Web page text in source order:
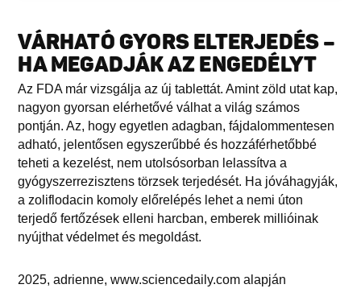
VÁRHATÓ GYORS ELTERJEDÉS –
HA MEGADJÁK AZ ENGEDÉLYT
Az FDA már vizsgálja az új tablettát. Amint zöld utat kap,
nagyon gyorsan elérhetővé válhat a világ számos
pontján. Az, hogy egyetlen adagban, fájdalommentesen
adható, jelentősen egyszerűbbé és hozzáférhetőbbé
teheti a kezelést, nem utolsósorban lelassítva a
gyógyszerrezisztens törzsek terjedését. Ha jóváhagyják,
a zoliflodacin komoly előrelépés lehet a nemi úton
terjedő fertőzések elleni harcban, emberek millióinak
nyújthat védelmet és megoldást.
2025, adrienne, www.sciencedaily.com alapján